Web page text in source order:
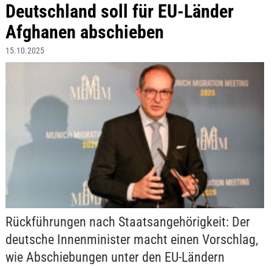
Deutschland soll für EU-Länder
Afghanen abschieben
15.10.2025
Rückführungen nach Staatsangehörigkeit: Der
deutsche Innenminister macht einen Vorschlag,
wie Abschiebungen unter den EU-Ländern